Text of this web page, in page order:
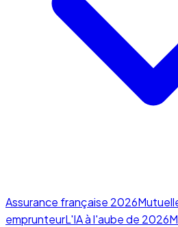
Assurance française 2026
emprunteurL'IA à l'aube de 2026